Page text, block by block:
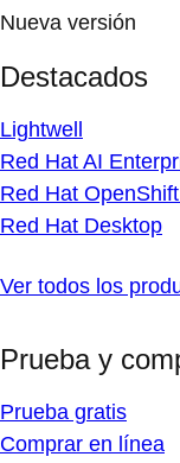
Nueva versión
Destacados
Lightwell
Red Hat AI
Red Hat
Red Hat Desktop
Ver todos los
Prueba y
Prueba gratis
Comprar en línea